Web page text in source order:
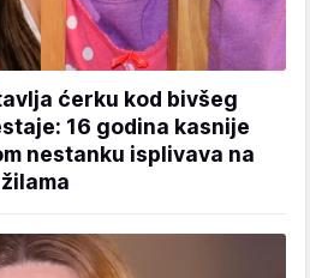
ćerku kod bivšeg
16 godina kasnije
nestanku isplivava na